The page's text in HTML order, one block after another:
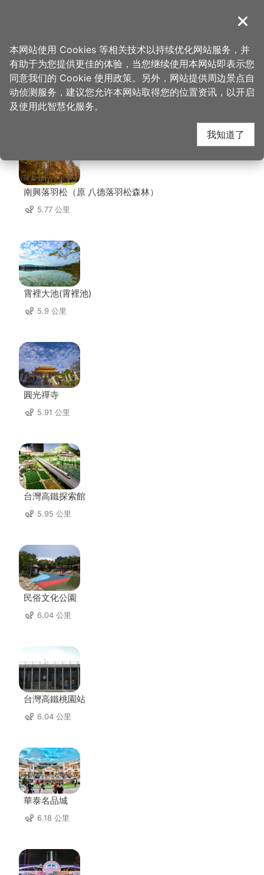
導覽
首页 > 想去的地方 > 美食、购物 > 馔园餐馆
馔园餐馆 周边景点
南興落羽松（原 八德落羽松森林）
5.77 公里
霄裡大池(霄裡池)
5.9 公里
圓光禪寺
5.91 公里
台灣高鐵探索館
5.95 公里
民俗文化公園
6.04 公里
台灣高鐵桃園站
6.04 公里
華泰名品城
6.18 公里
关闭
本网站使用 Cookies 等相关技术以持续优化网站服务，并
有助于为您提供更佳的体验，当您继续使用本网站即表示您
同意我们的 Cookie 使用政策。另外，网站提供周边景点自
动侦测服务，建议您允许本网站取得您的位置资讯，以开启
及使用此智慧化服务。
我知道了